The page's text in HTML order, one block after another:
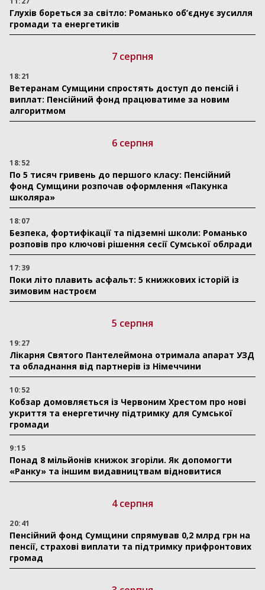
Глухів бореться за світло: Романько об’єднує зусилля
громади та енергетиків
7 серпня
18:21
Ветеранам Сумщини спростять доступ до пенсій і
виплат: Пенсійний фонд працюватиме за новим
алгоритмом
6 серпня
18:52
По 5 тисяч гривень до першого класу: Пенсійний
фонд Сумщини розпочав оформлення «Пакунка
школяра»
18:07
Безпека, фортифікації та підземні школи: Романько
розповів про ключові рішення сесії Сумської облради
17:39
Поки літо плавить асфальт: 5 книжкових історій із
зимовим настроєм
5 серпня
19:27
Лікарня Святого Пантелеймона отримала апарат УЗД
та обладнання від партнерів із Німеччини
10:52
Кобзар домовляється із Червоним Хрестом про нові
укриття та енергетичну підтримку для Сумської
громади
9:15
Понад 8 мільйонів книжок згоріли. Як допомогти
«Ранку» та іншим видавництвам відновитися
4 серпня
20:41
Пенсійний фонд Сумщини спрямував 0,2 млрд грн на
пенсії, страхові виплати та підтримку прифронтових
громад